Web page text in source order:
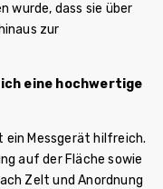
wurde, dass sie über
zur
eine hochwertige
ein Messgerät hilfreich.
auf der Fläche sowie
Zelt und Anordnung